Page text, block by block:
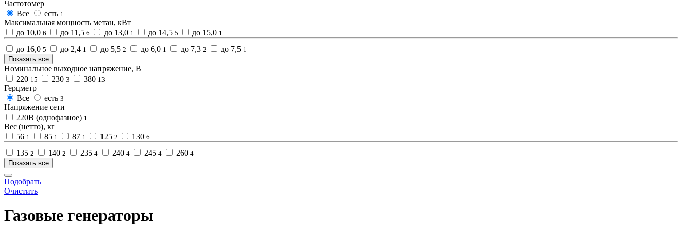
Частотомер
Все
есть 1
Максимальная мощность метан, кВт
до 10,0 6 до 11,5 6 до 13,0 1 до 14,5 5 до 15,0 1
до 16,0 5 до 2,4 1 до 5,5 2 до 6,0 1 до 7,3 2 до 7,5 1
Показать все
Номинальное выходное напряжение, В
220 15 230 3 380 13
Герцметр
Все
есть 3
Напряжение сети
220В (однофазное) 1
Вес (нетто), кг
56 1 85 1 87 1 125 2 130 6
135 2 140 2 235 4 240 4 245 4 260 4
Показать все
Подобрать
Очистить
Газовые генераторы